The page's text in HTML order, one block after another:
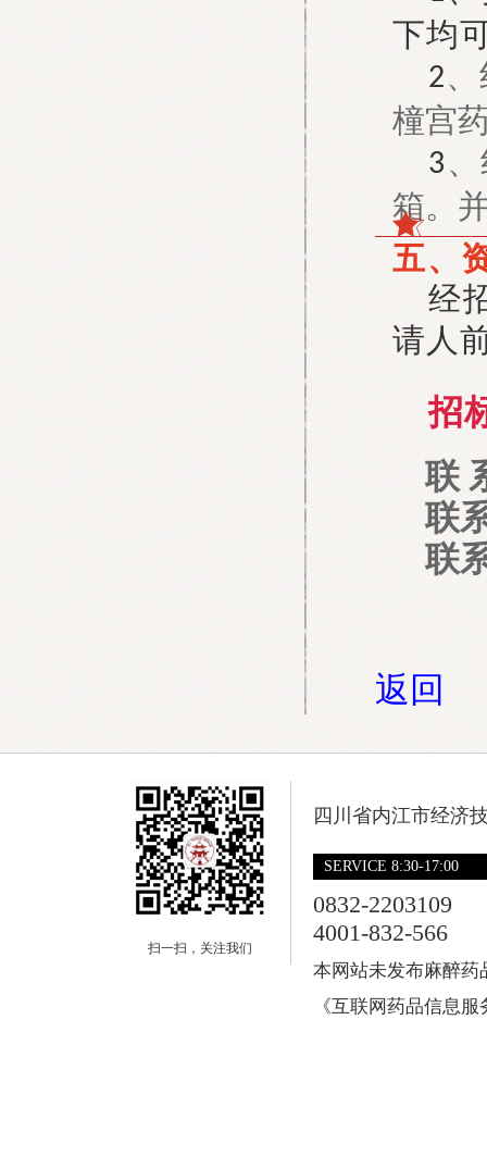
下均
2
橦宫
3
箱。
五、
经
请人
招
联
联
联
返回
扫一扫，关注我们
四川省内江市经济
SERVICE 8:30-17:00
0832-2203109
4001-832-566
本网站未发布麻醉药
《互联网药品信息